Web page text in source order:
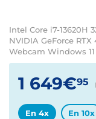
Intel Core i7-13620H
NVIDIA GeForce
Webcam Windows
1 649€95
En 4x En 10x